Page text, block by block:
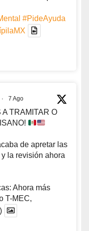
#PideAyuda
· 7 Ago
A TRAMITAR O
de apretar las
la revisión ahora
Ahora más
T-MEC,